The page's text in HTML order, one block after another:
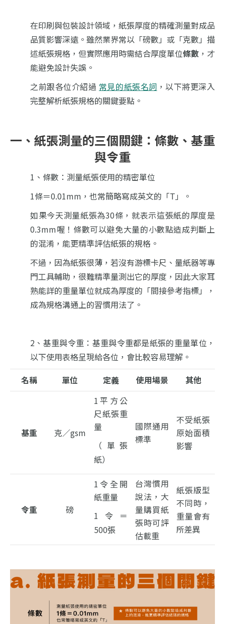
在印刷與包裝設計領域，紙張厚度的精確測量對成品
品質影響深遠。雖然業界常以「磅數」或「克數」描
述紙張規格，但實際應用時需結合厚度單位條數 ，才
能避免設計失誤。
之前跟各位介紹過 常見的紙張名詞 ，以下將更深入
完整解析紙張規格的關鍵要點。
一、紙張測量的三個關鍵：條數、基重
與令重
1、條數：測量紙張使用的精密單位
1條＝0.01mm，也常簡略寫成英文的「T」。
如果今天測量紙張為30條，就表示這張紙的厚度是
0.3mm喔！條數可以避免大量的小數點造成判斷上
的混淆，能更精準評估紙張的規格。
不過，因為紙張很薄，若沒有游標卡尺、量紙器等專
門工具輔助，很難精準量測出它的厚度，因此大家耳
熟能詳的重量單位就成為厚度的「間接參考指標」，
成為規格溝通上的習慣用法了。
2、基重與令重： 基重與令重都是紙張的重量單位，
以下使用表格呈現給各位，會比較容易理解。
名稱
單位 定義 使用場景 其他
基重 克／gsm
1平方公
尺紙張重
量
（單張
紙）
國際通用
標準
不受紙張
原始面積
影響
令重 磅
1令全開
紙重量
1令＝
500張
台灣慣用
說法， 大
量購買紙
張時可評
估載重
紙張版型
不同時，
重量會有
所差異